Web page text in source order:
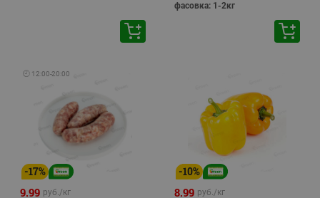
фасовка: 1-2кг
🕘 12:00-20:00
-17%
9.99 руб./кг
-10%
8.99 руб./кг